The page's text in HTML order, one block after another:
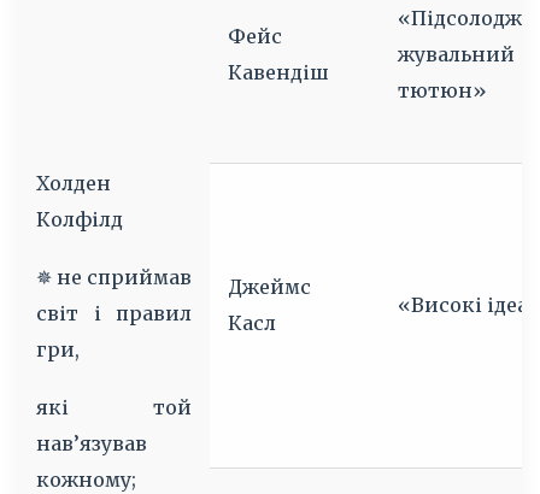
Холден
Колфілд
✵ не сприймав
світ і правил
гри,
які той
нав’язував
кожному;
Фейс
Кавендіш
жувальний
тютюн»
Джеймс
Касл
«Високі